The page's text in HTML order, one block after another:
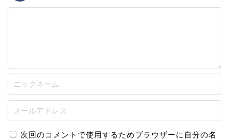
次回のコメントで使用するためブラウザーに自分の名